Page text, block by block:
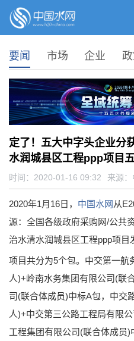
要闻 市场 企业
定了！五大中字头企业分
水润城县区工程ppp项目
时间：2020-01-16 09:32 来源：
2020年1月16日， 中国水网 从
源：全国各级政府采购网/公共
治水清水润城县区工程ppp项目
项目共分为5个包。中交第一航
人)+岭南水务集团有限公司(联
司(联合体成员)中标A包，中交
人)+中交第三公路工程局有限
工程集团有限公司(联合体成员